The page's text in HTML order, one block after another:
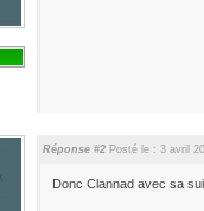
Réponse #2 Posté le : 3 avril
Donc Clannad avec sa